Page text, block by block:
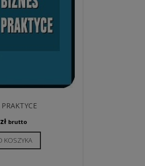
zł brutto
KOSZYKA